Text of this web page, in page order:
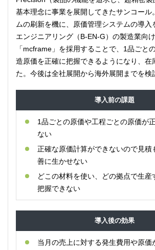
基本理念に事業を展開してきたサンコール
ムの刷新を機に、原価管理システムの導入
エンジニアリング（B-EN-G）の製造業向
「mcframe」を採用することで、1品ごと
造原価を正確に把握できるようになり、在
た。今後は全社展開から海外展開までを検
導入前の課題
1品ごとの原価や工程ごとの原価が
ない
正確な原価計算ができないので見積
善に生かせない
どこの材料を使い、どの拠点で生産
把握できない
導入後の効果
当月の売上に対する発生費用や原価